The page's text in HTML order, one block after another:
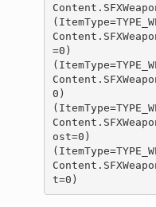
( ItemType=
=0 )
( ItemType=
0 )
( ItemType=
ost=0 )
( ItemType=
t=0 )